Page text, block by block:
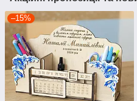
–15%